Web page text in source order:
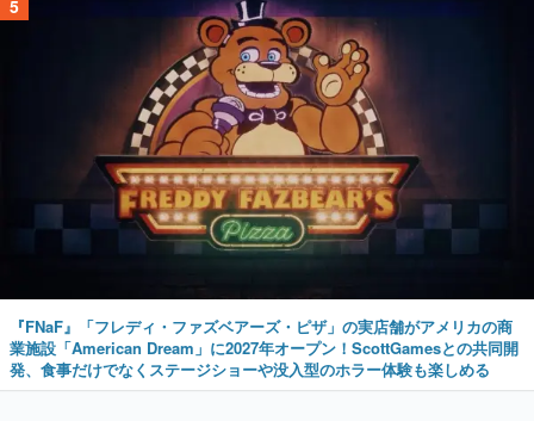
5
『FNaF』「フレディ・ファズベアーズ・ピザ」の実店舗がアメリカの商
業施設「American Dream」に2027年オープン！ScottGamesとの共同開
発、食事だけでなくステージショーや没入型のホラー体験も楽しめる